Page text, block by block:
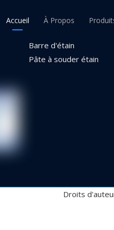
Accueil À Propos
Fil
Fil à
NOS PRODUITS
Barre d'étain
Pâte à souder étain
Droits